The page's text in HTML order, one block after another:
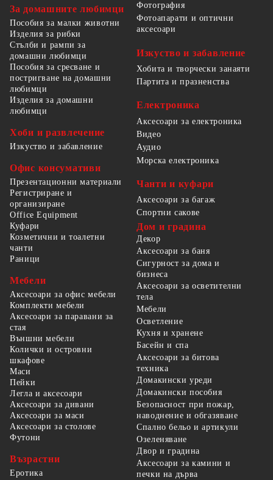
За домашните любимци
Пособия за малки животни
Изделия за рибки
Стълби и рампи за
домашни любимци
Пособия за сресване и
постригване на домашни
любимци
Изделия за домашни
любимци
Хоби и развлечение
Изкуство и забавление
Офис консумативи
Презентационни материали
Регистриране и
организиране
Office Equipment
Фотография
Фотоапарати и оптични
аксесоари
Изкуство и забавление
Хобита и творчески занаяти
Партита и празненства
Електроника
Аксесоари за електроника
Видео
Аудио
Морска електроника
Чанти и куфари
Аксесоари за багаж
Спортни сакове
Куфари
Козметични и тоалетни
чанти
Раници
Мебели
Аксесоари за офис мебели
Комплекти мебели
Аксесоари за паравани за
стая
Външни мебели
Колички и островни
шкафове
Маси
Пейки
Легла и аксесоари
Аксесоари за дивани
Аксесоари за маси
Аксесоари за столове
Футони
Възрастни
Еротика
Дом и градина
Декор
Аксесоари за баня
Сигурност за дома и
бизнеса
Аксесоари за осветителни
тела
Мебели
Осветление
Кухня и хранене
Басейн и спа
Аксесоари за битова
техника
Домакински уреди
Домакински пособия
Безопасност при пожар,
наводнение и обгазяване
Спално бельо и артикули
Озеленяване
Двор и градина
Аксесоари за камини и
печки на дърва